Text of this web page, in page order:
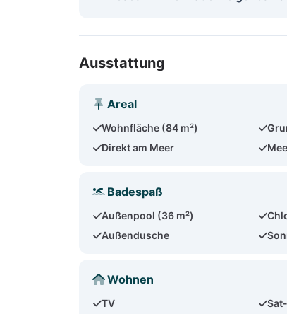
Ausstattung
Areal
Wohnfläche (84 m²)
Direkt am Meer
Badespaß
Außenpool (36 m²)
Außendusche
Wohnen
TV